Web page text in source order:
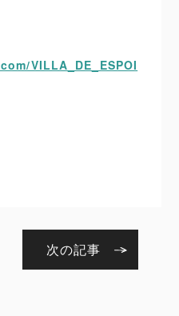
VILLA_DE_ESPOI
次の記事